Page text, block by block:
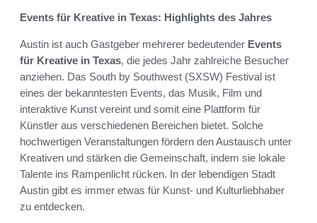
Events für Kreative in Texas: Highlights des Jahres
Austin ist auch Gastgeber mehrerer bedeutender Events
für Kreative in Texas, die jedes Jahr zahlreiche Besucher
anziehen. Das South by Southwest (SXSW) Festival ist
eines der bekanntesten Events, das Musik, Film und
interaktive Kunst vereint und somit eine Plattform für
Künstler aus verschiedenen Bereichen bietet. Solche
hochwertigen Veranstaltungen fördern den Austausch unter
Kreativen und stärken die Gemeinschaft, indem sie lokale
Talente ins Rampenlicht rücken. In der lebendigen Stadt
Austin gibt es immer etwas für Kunst- und Kulturliebhaber
zu entdecken.